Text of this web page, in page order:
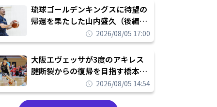
琉球ゴールデンキングスに待望の
帰還を果たした山内盛久（後編）
「1人のウチナーンチュとしてみ
んなが誇りに思えるチームにして
いく」
2026/08/05 17:00
大阪エヴェッサが3度のアキレス
腱断裂からの復帰を目指す橋本拓
哉と契約を締結「もう一度コート
に立ちたい」
2026/08/05 14:54